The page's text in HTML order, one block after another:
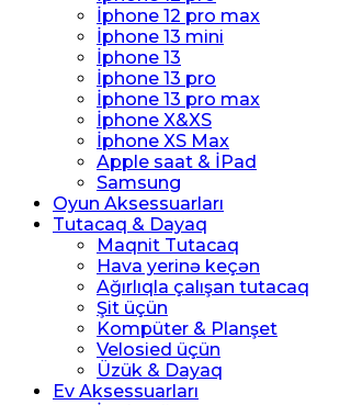
İphone 12 pro max
İphone 13 mini
İphone 13
İphone 13 pro
İphone 13 pro max
İphone X&XS
İphone XS Max
Apple saat & İPad
Samsung
Oyun Aksessuarları
Tutacaq & Dayaq
Maqnit Tutacaq
Hava yerinə keçən
Ağırlıqla çalışan tutacaq
Şit üçün
Kompüter & Planşet
Velosied üçün
Üzük & Dayaq
Ev Aksessuarları